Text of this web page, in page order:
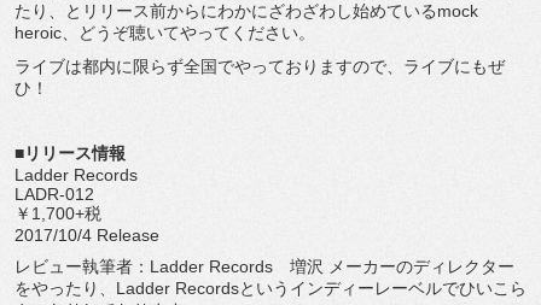
たり、とリリース前からにわかにざわざわし始めているmock
heroic、どうぞ聴いてやってください。
ライブは都内に限らず全国でやっておりますので、ライブにもぜ
ひ！
■リリース情報
Ladder Records
LADR-012
￥1,700+税
2017/10/4 Release
レビュー執筆者：Ladder Records 増沢 メーカーのディレクター
をやったり、Ladder Recordsというインディーレーベルでひいこら